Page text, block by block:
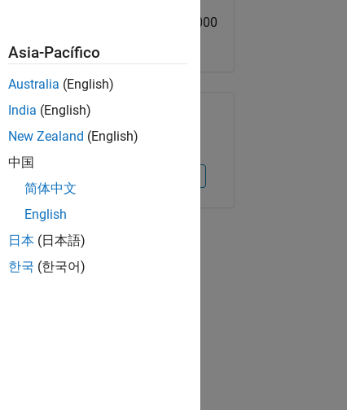
Rango salarial: USD 112,900 - 144,000
Compartir empleo
Asia-Pacífico
Australia (English)
India (English)
New Zealand (English)
中国
简体中文
English
日本 (日本語)
한국 (한국어)